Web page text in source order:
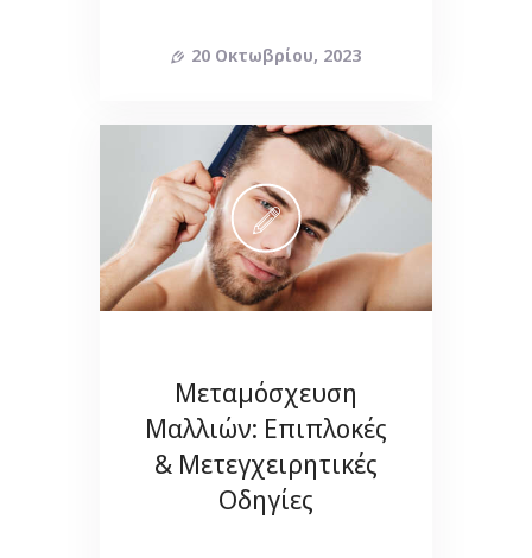
20 Οκτωβρίου, 2023
Μεταμόσχευση
Μαλλιών: Επιπλοκές
& Μετεγχειρητικές
Οδηγίες